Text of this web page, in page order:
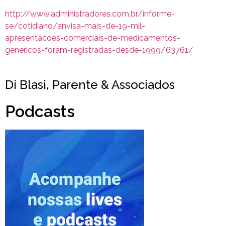
http://www.administradores.com.br/informe-
se/cotidiano/anvisa-mais-de-19-mil-
apresentacoes-comerciais-de-medicamentos-
genericos-foram-registradas-desde-1999/63761/
Di Blasi, Parente & Associados
Podcasts